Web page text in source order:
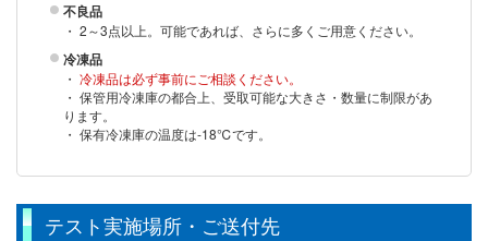
不良品
・ 2～3点以上。可能であれば、さらに多くご用意ください。
冷凍品
・ 冷凍品は必ず事前にご相談ください。
・ 保管用冷凍庫の都合上、受取可能な大きさ・数量に制限があ
ります。
・ 保有冷凍庫の温度は-18℃です。
テスト実施場所・ご送付先